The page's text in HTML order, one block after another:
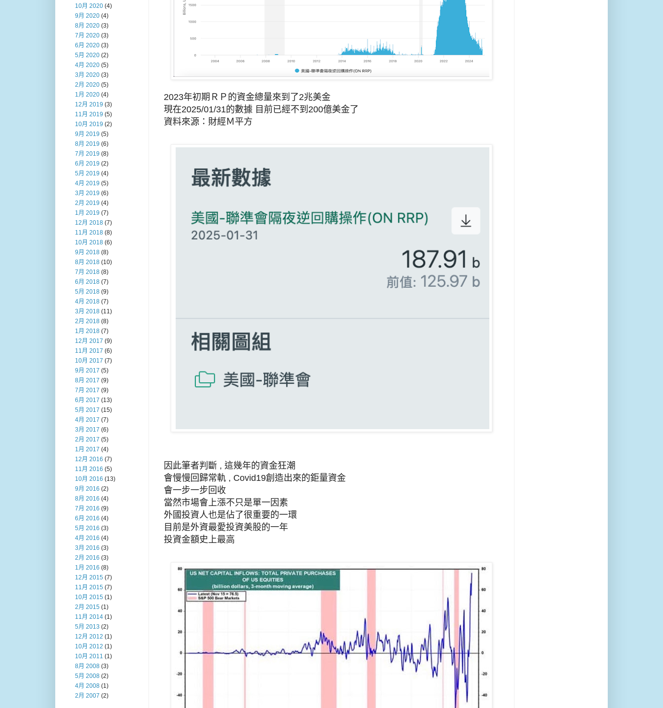
2023年初期ＲＰ的資金總量來到了2兆美金
現在2025/01/31的數據 目前已經不到200億美金了
資料來源：財經Ｍ平方
因此筆者判斷 , 這幾年的資金狂潮
會慢慢回歸常軌 , Covid19創造出來的鉅量資金
會一步一步回收
當然市場會上漲不只是單一因素
外國投資人也是佔了很重要的一環
目前是外資最愛投資美股的一年
投資金額史上最高
10月 2020 (4)
9月 2020 (4)
8月 2020 (3)
7月 2020 (3)
6月 2020 (3)
5月 2020 (2)
4月 2020 (5)
3月 2020 (3)
2月 2020 (5)
1月 2020 (4)
12月 2019 (3)
11月 2019 (5)
10月 2019 (2)
9月 2019 (5)
8月 2019 (6)
7月 2019 (8)
6月 2019 (2)
5月 2019 (4)
4月 2019 (5)
3月 2019 (6)
2月 2019 (4)
1月 2019 (7)
12月 2018 (7)
11月 2018 (8)
10月 2018 (6)
9月 2018 (8)
8月 2018 (10)
7月 2018 (8)
6月 2018 (7)
5月 2018 (9)
4月 2018 (7)
3月 2018 (11)
2月 2018 (8)
1月 2018 (7)
12月 2017 (9)
11月 2017 (6)
10月 2017 (7)
9月 2017 (5)
8月 2017 (9)
7月 2017 (9)
6月 2017 (13)
5月 2017 (15)
4月 2017 (7)
3月 2017 (6)
2月 2017 (5)
1月 2017 (4)
12月 2016 (7)
11月 2016 (5)
10月 2016 (13)
9月 2016 (2)
8月 2016 (4)
7月 2016 (9)
6月 2016 (4)
5月 2016 (3)
4月 2016 (4)
3月 2016 (3)
2月 2016 (3)
1月 2016 (8)
12月 2015 (7)
11月 2015 (7)
10月 2015 (1)
2月 2015 (1)
11月 2014 (1)
5月 2013 (2)
12月 2012 (1)
10月 2012 (1)
10月 2011 (1)
8月 2008 (3)
5月 2008 (2)
4月 2008 (1)
2月 2007 (2)